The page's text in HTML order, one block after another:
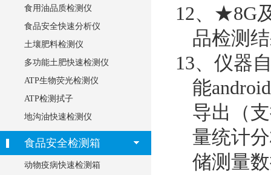
食用油品质检测仪
食品安全快速分析仪
土壤肥料检测仪
多功能土肥快速检测仪
ATP生物荧光检测仪
ATP检测拭子
地沟油快速检测仪
食品安全检测箱
动物疫病快速检测箱
12、★8G
品检测
13、仪器
能
导出（
量统计
储测量